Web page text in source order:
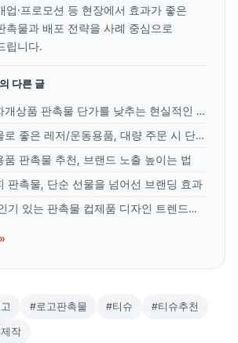
업·프로모션 등 현장에서 효과가 좋은
촉물과 배포 전략을 사례 중심으로
립니다.
다른 글
명품자개상품 판촉물 단가를 낮추는 현실적인 노하우
판촉물로 좋은 레저/운동용품, 대량 주문 시 단가 낮추는 팁
품 판촉물 추천, 브랜드 노출 높이는 법
판촉물, 단순 선물을 넘어선 브랜딩 효과
요즘 인기 있는 판촉물 컵제품 디자인 트렌드는 뭘까?
#로고판촉물 #티슈 #티슈추천
작